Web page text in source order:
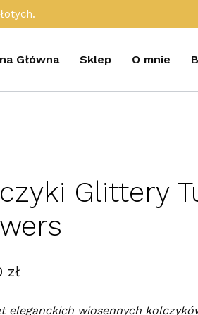
Główna Sklep O mnie
Glittery
zł
eleganckich wiosennych